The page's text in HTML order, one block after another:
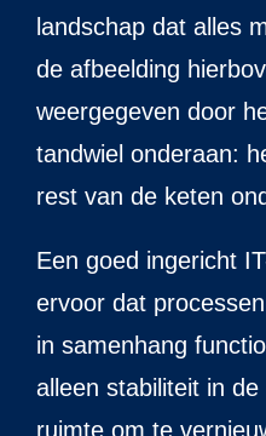
landschap dat alles
de afbeelding
weergegeven door
tandwiel onderaan:
rest van de keten
Een goed ingericht
ervoor dat
in samenhang
alleen stabiliteit in
ruimte om te